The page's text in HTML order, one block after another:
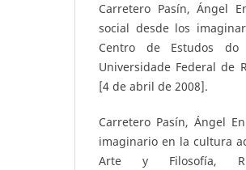
Carretero Pasín, Ángel
social desde los
Centro de Estudos
Universidade Federal de
[4 de abril de 2008].
Carretero Pasín, Ángel
imaginario en la cultura
Arte y Filosofía,